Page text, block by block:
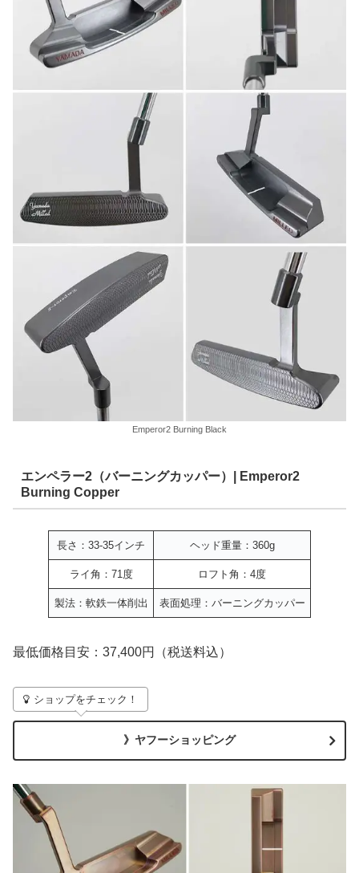
Emperor2 Burning Black
エンペラー2（バーニングカッパー）| Emperor2
Burning Copper
長さ：33-35インチ ヘッド重量：360g
ライ角：71度 ロフト角：4度
製法：軟鉄一体削出 表面処理：バーニングカッパー
最低価格目安：37,400円（税送料込）
ショップをチェック！
》ヤフーショッピング